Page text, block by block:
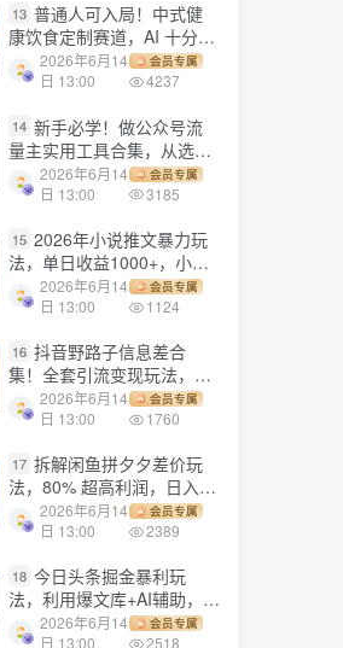
13 普通人可入局！中式健
康饮食定制赛道，AI 十分钟
做爆款，变现超给力
2026年6月14
日 13:00
会员专属
4237
14 新手必学！做公众号流
量主实用工具合集，从选题
到变现，一篇搞定（新手必
备）
2026年6月14
日 13:00
会员专属
3185
15 2026年小说推文暴力玩
法，单日收益1000+，小白
看完即可上手
2026年6月14
日 13:00
会员专属
1124
16 抖音野路子信息差合
集！全套引流变现玩法，保
姆级拆解
2026年6月14
日 13:00
会员专属
1760
17 拆解闲鱼拼夕夕差价玩
法，80% 超高利润，日入轻
松过千2026年6月14
日 13:00
会员专属
2389
18 今日头条掘金暴利玩
法，利用爆文库+AI辅助，轻
松矩阵、当天起号，简单粗
2026年6月14
日 13:00
会员专属
2518